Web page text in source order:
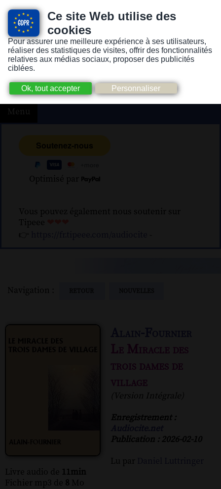
Ce site Web utilise des
cookies
Pour assurer une meilleure expérience à ses utilisateurs,
réaliser des statistiques de visites, offrir des fonctionnalités
relatives aux médias sociaux, proposer des publicités
ciblées.
Version pour personnes mal-voyantes ou non-voyantes
Menu
Optimisé par
Vous pouvez également nous soutenir sur
Tipeee
👉
-
Navigation :
Le Miracle des
trois dames de
village
(Version Intégrale)
Enregistrement :
Publication : 2026-02-10
Lu par
Livre audio de 11min
Fichier mp3 de 8 Mo